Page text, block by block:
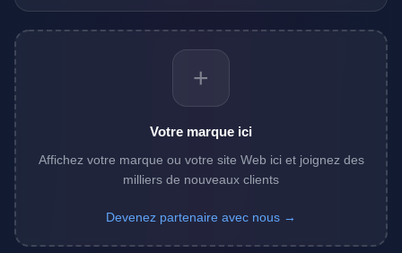
+
Votre marque ici
Affichez votre marque ou votre site Web ici et joignez des
milliers de nouveaux clients
Devenez partenaire avec nous →